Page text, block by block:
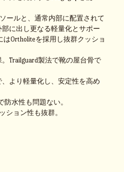
ールと、通常内部に配置されて
に出し更なる軽量化とサポー
はOrtholiteを採用し抜群クッショ
Trailguard製法で靴の屋台骨で
より軽量化し、安定性を高め
防水性も問題ない。
ション性も抜群。